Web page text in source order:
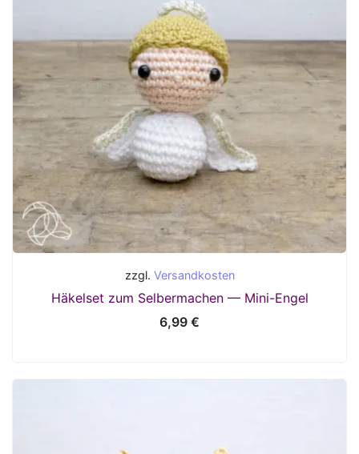
zzgl. Versandkosten
Häkelset zum Selbermachen — Mini-Engel
6,99 €